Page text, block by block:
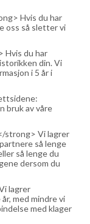
Hvis du har
oss så sletter vi
Hvis du har
din. Vi
i 5 år i
bruk av våre
strong> Vi lagrer
så lenge
så lenge du
dersom du
lagrer
med mindre vi
med klager